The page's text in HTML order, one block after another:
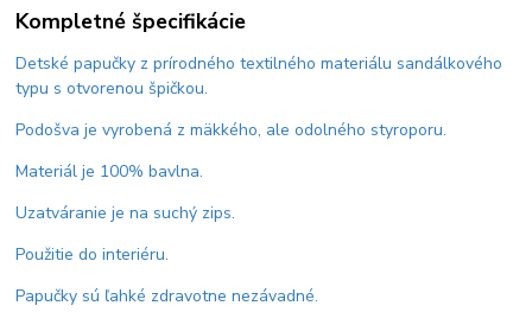
Kompletné špecifikácie
Detské papučky z prírodného textilného materiálu sandálkového
typu s otvorenou špičkou.
Podošva je vyrobená z mäkkého, ale odolného styroporu.
Materiál je 100% bavlna.
Uzatváranie je na suchý zips.
Použitie do interiéru.
Papučky sú ľahké zdravotne nezávadné.